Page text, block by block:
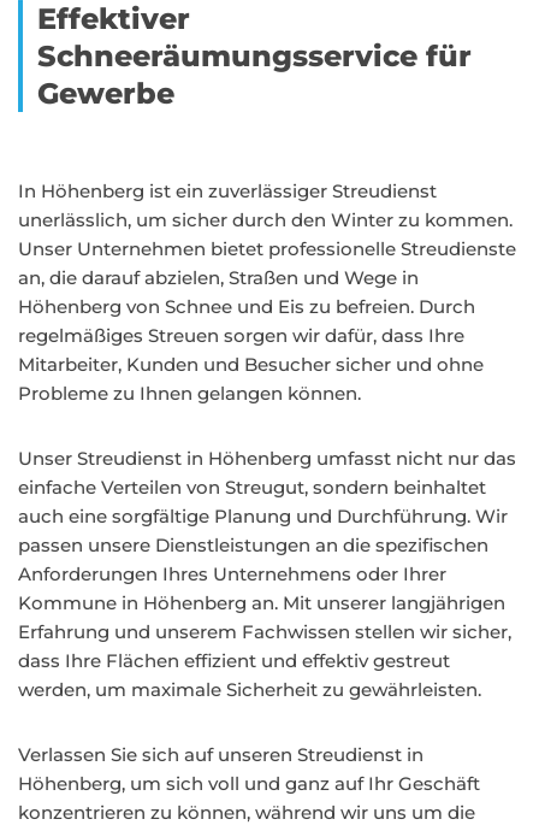
Effektiver
Schneeräumungsservice für
Gewerbe
In Höhenberg ist ein zuverlässiger Streudienst
unerlässlich, um sicher durch den Winter zu kommen.
Unser Unternehmen bietet professionelle Streudienste
an, die darauf abzielen, Straßen und Wege in
Höhenberg von Schnee und Eis zu befreien. Durch
regelmäßiges Streuen sorgen wir dafür, dass Ihre
Mitarbeiter, Kunden und Besucher sicher und ohne
Probleme zu Ihnen gelangen können.
Unser Streudienst in Höhenberg umfasst nicht nur das
einfache Verteilen von Streugut, sondern beinhaltet
auch eine sorgfältige Planung und Durchführung. Wir
passen unsere Dienstleistungen an die spezifischen
Anforderungen Ihres Unternehmens oder Ihrer
Kommune in Höhenberg an. Mit unserer langjährigen
Erfahrung und unserem Fachwissen stellen wir sicher,
dass Ihre Flächen effizient und effektiv gestreut
werden, um maximale Sicherheit zu gewährleisten.
Verlassen Sie sich auf unseren Streudienst in
Höhenberg, um sich voll und ganz auf Ihr Geschäft
konzentrieren zu können, während wir uns um die